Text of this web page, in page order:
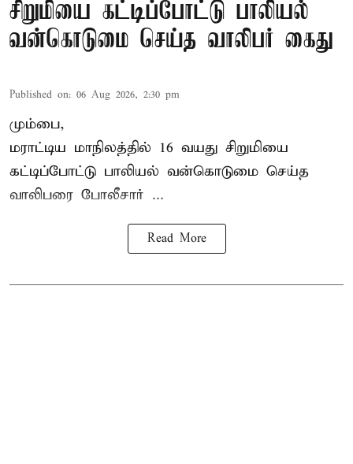
சிறுமியை கட்டிப்போட்டு பாலியல்
வன்கொடுமை செய்த வாலிபர் கைது
Published on: 06 Aug 2026, 2:30 pm
மும்பை,
மராட்டிய மாநிலத்தில் 16 வயது சிறுமியை
கட்டிப்போட்டு பாலியல் வன்கொடுமை செய்த
வாலிபரை போலீசார் ...
Read More